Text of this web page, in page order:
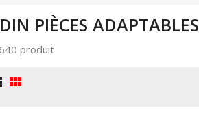
PIÈCES ADAPTABLES
produit
